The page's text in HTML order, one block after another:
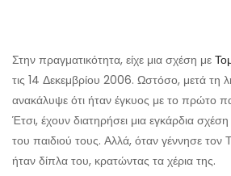
Στην πραγματικότητα, είχε μια σχέση με
τις 14 Δεκεμβρίου 2006. Ωστόσο, μετά τη
ανακάλυψε ότι ήταν έγκυος με το πρώτο
Έτσι, έχουν διατηρήσει μια εγκάρδια
του παιδιού τους. Αλλά, όταν γέννησε
ήταν δίπλα του, κρατώντας τα χέρια της.